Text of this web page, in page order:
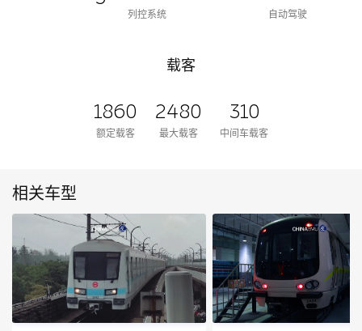
列控系统 自动驾驶
载客
1860
额定载客
2480
最大载客
310
中间车载客
相关车型